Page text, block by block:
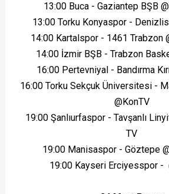
13:00 Buca - Gaziantep BŞB
13:00 Torku Konyaspor -
14:00 Kartalspor - 1461 Trabzon
14:00 İzmir BŞB - Trabzon
16:00 Pertevniyal - Bandırma
16:00 Torku Sekçuk Üniversitesi -
@KonTV
19:00 Şanlıurfaspor - Tavşanlı
TV
19:00 Manisaspor - Göztepe
19:00 Kayseri Erciyesspor -